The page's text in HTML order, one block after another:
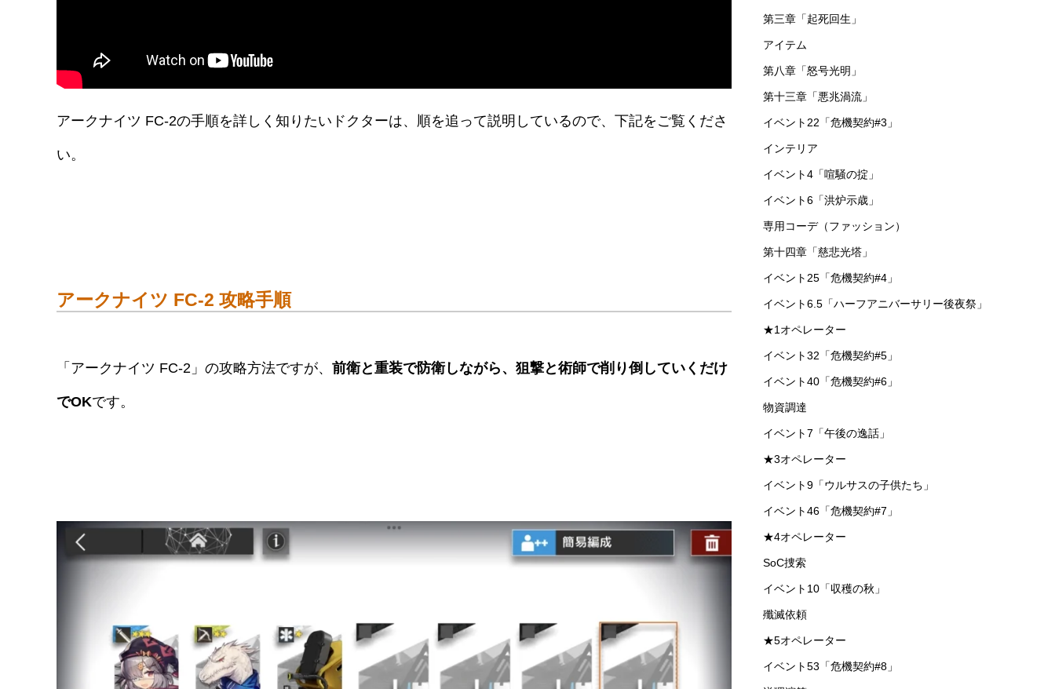
アークナイツ FC-2の手順を詳しく知りたいドクターは、順を追って説明しているので、下記をご覧くださ
い。
アークナイツ FC-2 攻略手順
「アークナイツ FC-2」の攻略方法ですが、 前衛と重装で防衛しながら、狙撃と術師で削り倒していくだけ
でOKです。
第三章「起死回生」
アイテム
第八章「怒号光明」
第十三章「悪兆渦流」
イベント22「危機契約#3」
インテリア
イベント4「喧騒の掟」
イベント6「洪炉示歳」
専用コーデ（ファッション）
第十四章「慈悲光塔」
イベント25「危機契約#4」
イベント6.5「ハーフアニバーサリー後夜祭」
★1オペレーター
イベント32「危機契約#5」
イベント40「危機契約#6」
物資調達
イベント7「午後の逸話」
★3オペレーター
イベント9「ウルサスの子供たち」
イベント46「危機契約#7」
★4オペレーター
SoC捜索
イベント10「収穫の秋」
殲滅依頼
★5オペレーター
イベント53「危機契約#8」